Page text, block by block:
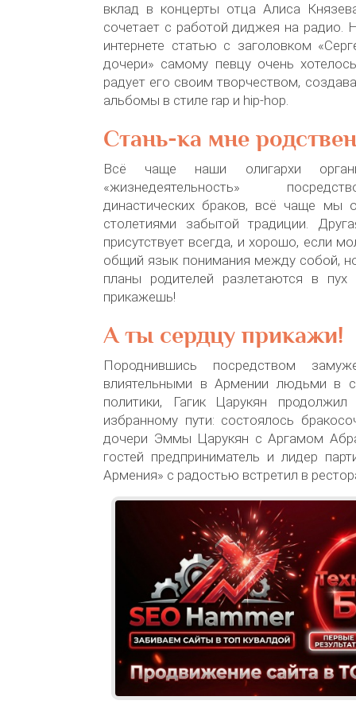
вклад в концерты отца Алиса
сочетает с работой диджея на радио.
интернете статью с заголовком
дочери» самому певцу очень
радует его своим творчеством,
альбомы в стиле rap и hip-hop.
Стань-ка мне
Всё чаще наши олигархи
«жизнедеятельность»
династических браков, всё чаще мы
столетиями забытой традиции.
присутствует всегда, и хорошо, если
общий язык понимания между собой,
планы родителей разлетаются в
прикажешь!
А ты сердцу прикажи!
Породнившись посредством
влиятельными в Армении людьми в
политики, Гагик Царукян
избранному пути: состоялось
дочери Эммы Царукян с Аргамом
гостей предприниматель и лидер
Армения» с радостью встретил в